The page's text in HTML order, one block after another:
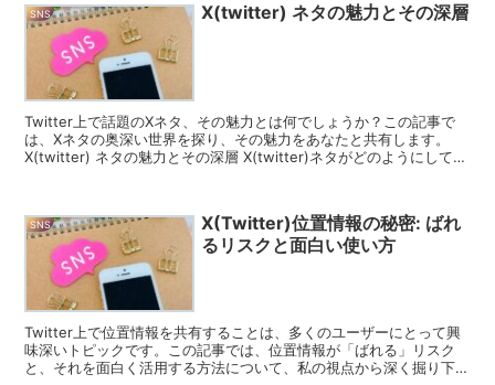
SNS X(twitter) ネタの魅力とその深層
Twitter上で話題のXネタ、その魅力とは何でしょうか？この記事で
は、Xネタの奥深い世界を探り、その魅力をあなたと共有します。
X(twitter) ネタの魅力とその深層 X(twitter)ネタがどのようにして生
SNS
X(Twitter)位置情報の秘密: ばれ
るリスクと面白い使い方
Twitter上で位置情報を共有することは、多くのユーザーにとって興
味深いトピックです。この記事では、位置情報が「ばれる」リスク
と、それを面白く活用する方法について、私の視点から深く掘り下げ